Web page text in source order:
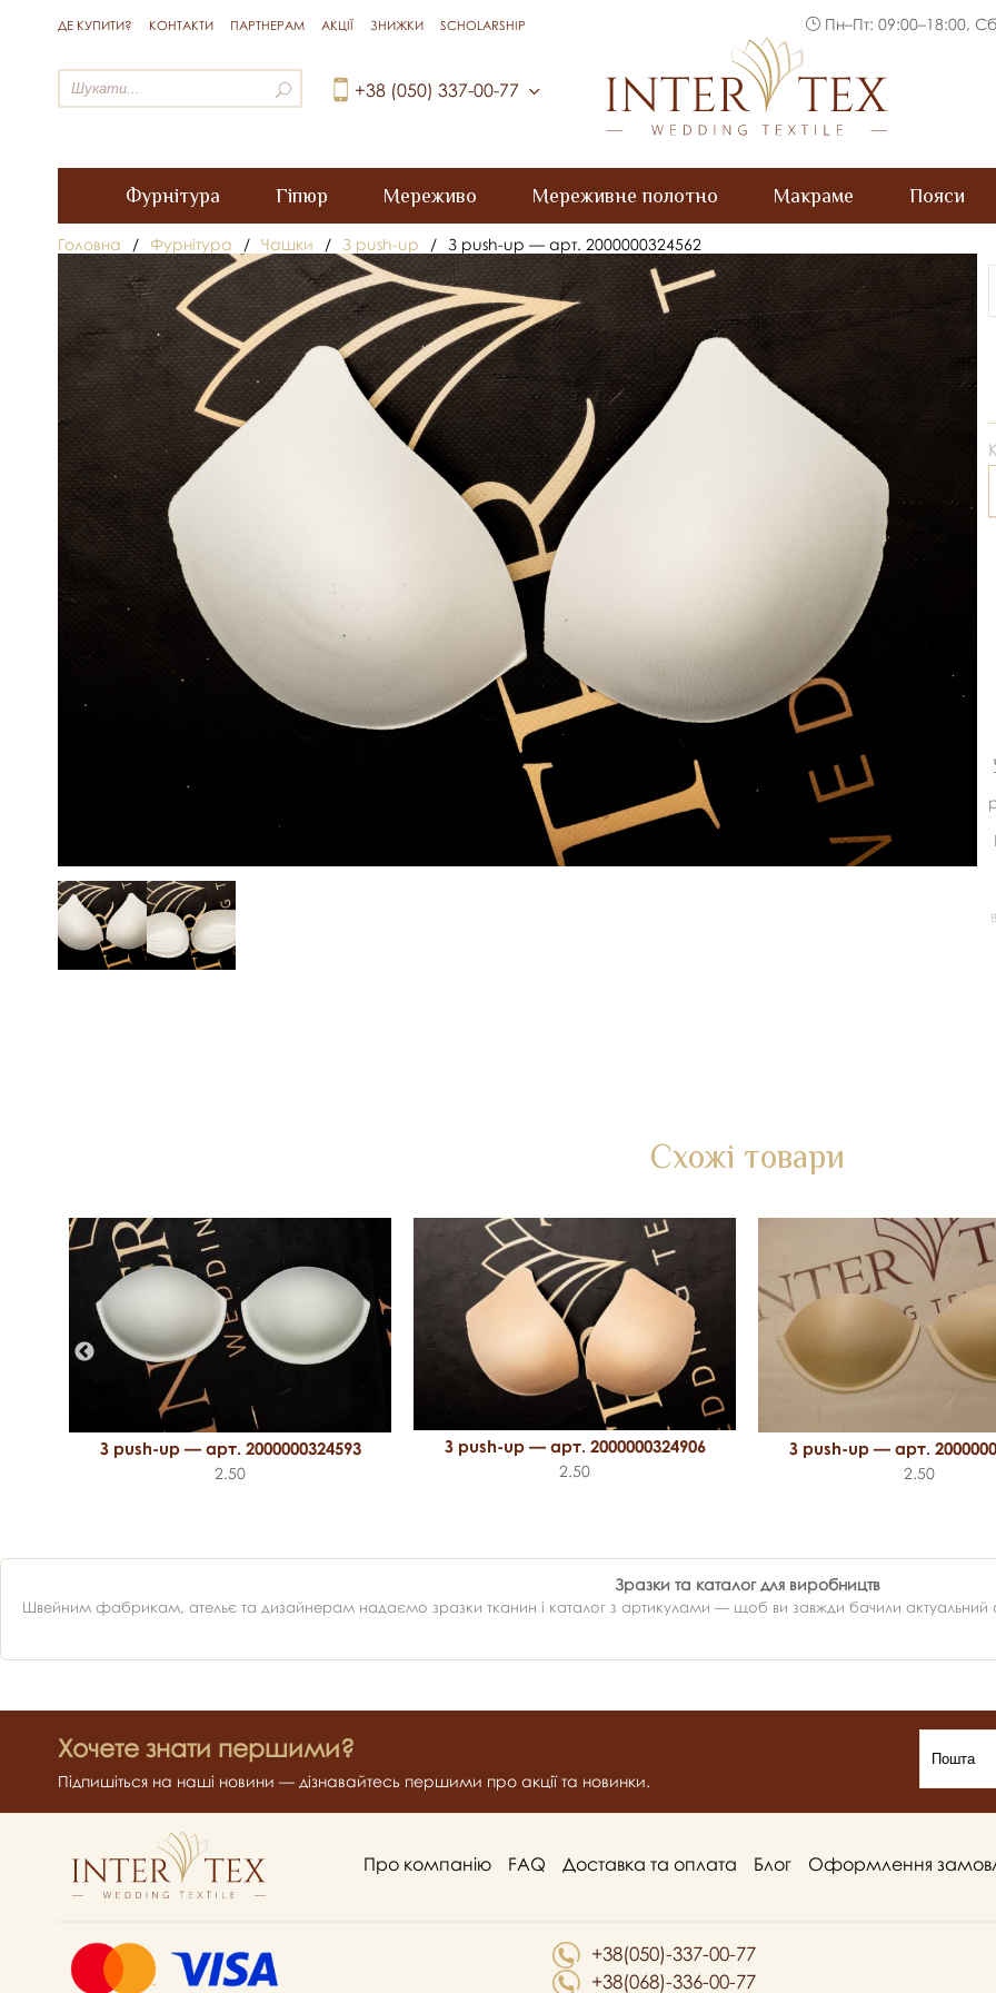
ДЕ КУПИТИ? КОНТАКТИ ПАРТНЕРАМ АКЦІЇ ЗНИЖКИ SCHOLARSHIP Пн–Пт: 09:00–18:00,
+38 (050) 337-00-77
Фурнітура Гіпюр Мереживо Мереживне полотно Макраме Пояси
Головна / Фурнітура / Чашки / З push-up / З push-up — арт. 2000000324562
Схожі товари
З push-up — арт. 2000000324593
2.50
З push-up — арт. 2000000324906
2.50
З push-up — арт.
2.50
Зразки та каталог для виробництв
Швейним фабрикам, ательє та дизайнерам надаємо зразки тканин і каталог з артикулами — щоб ви завжди бачили актуальний
Хочете знати першими?
Підпишіться на наші новини — дізнавайтесь першими про акції та новинки.
Про компанію FAQ Доставка та оплата Блог Оформлення
+38(050)-337-00-77
+38(068)-336-00-77